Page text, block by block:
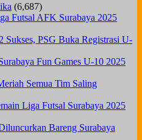
(6,687)
Futsal AFK Surabaya 2025
Sukses, PSG Buka Registrasi U-
Fun Games U-10 2025
Semua Tim Saling
Liga Futsal Surabaya 2025
Bareng Surabaya